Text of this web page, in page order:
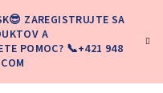
ZAREGISTRUJTE SA
A
POMOC? 📞+421 948